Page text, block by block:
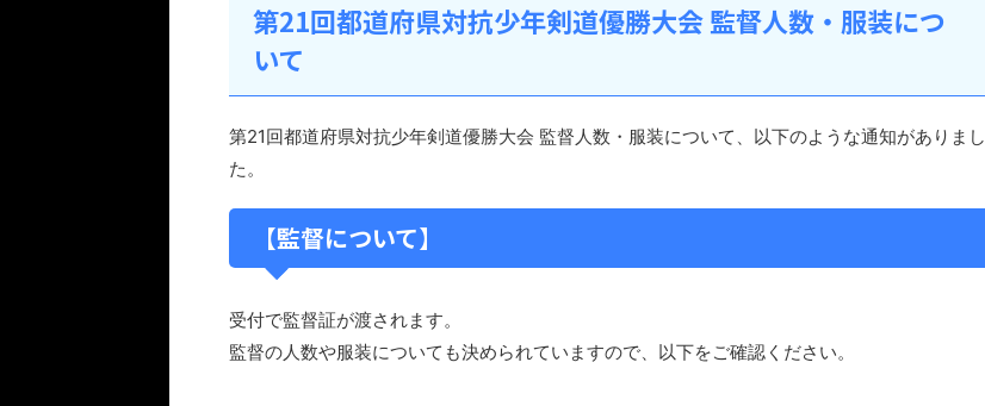
第21回都道府県対抗少年剣道優勝大会 監督人数・服装につ
いて
第21回都道府県対抗少年剣道優勝大会 監督人数・服装について、以下のような通知がありまし
た。
【監督について】
受付で監督証が渡されます。
監督の人数や服装についても決められていますので、以下をご確認ください。